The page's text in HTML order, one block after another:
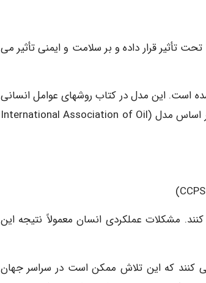
تأثیر قرار داده و بر سلامت و ایمنی تأثیر می
انسانی در صنایع فرایندی در شکل ۱ نشان داده شده است. این مدل در کتاب روشهای عوامل انسانی
برای بهبود عملکرد در صنایع فرآیندی CCPS گنجانده شده (CCPS، 2007) و بر اساس مدل (International Association of Oil
مشکلات عملکردی انسان معمولاً نتیجه این
کنند که این تلاش ممکن است در سراسر جهان